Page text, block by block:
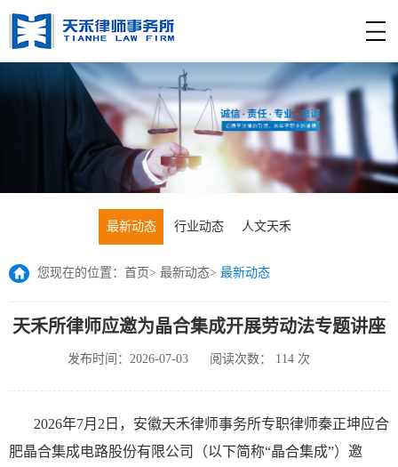
最新动态 行业动态 人文天禾
您现在的位置： 首页> 最新动态> 最新动态
天禾所律师应邀为晶合集成开展劳动法专题讲座
发布时间：2026-07-03 阅读次数： 114次
2026年7月2日，安徽天禾律师事务所专职律师秦正坤应合
肥晶合集成电路股份有限公司（以下简称“晶合集成”）邀